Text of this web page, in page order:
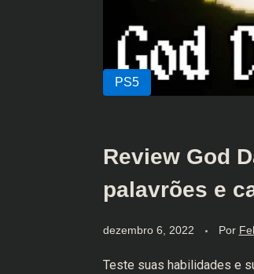
Review God
palavrões e
dezembro 6, 2022 Por
Teste suas habilidades e